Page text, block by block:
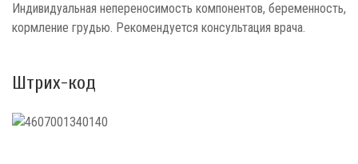
Индивидуальная непереносимость компонентов, беременность,
кормление грудью. Рекомендуется консультация врача.
Штрих-код